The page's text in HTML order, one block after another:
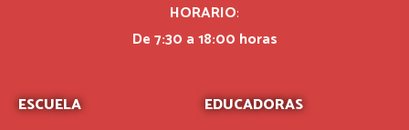
HORARIO:
De 7:30 a 18:00 horas
ESCUELA
EDUCADORAS